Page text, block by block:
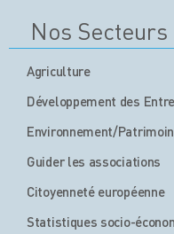
Nos Secteurs
Agriculture
Développement des
Environnement/
Guider les associations
Citoyenneté européenne
Statistiques socio-